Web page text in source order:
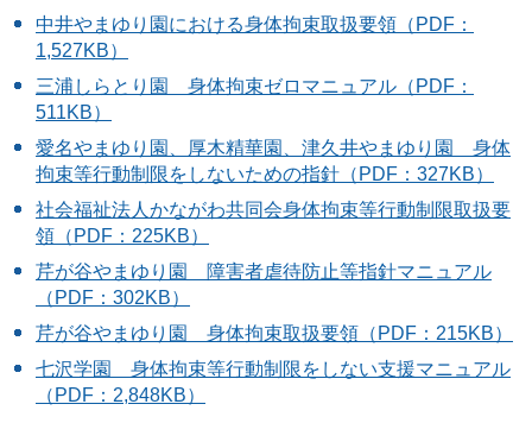
中井やまゆり園における身体拘束取扱要領（PDF：
1,527KB）
三浦しらとり園 身体拘束ゼロマニュアル（PDF：
511KB）
愛名やまゆり園、厚木精華園、津久井やまゆり園 身体
拘束等行動制限をしないための指針（PDF：327KB）
社会福祉法人かながわ共同会身体拘束等行動制限取扱要
領（PDF：225KB）
芹が谷やまゆり園 障害者虐待防止等指針マニュアル
（PDF：302KB）
芹が谷やまゆり園 身体拘束取扱要領（PDF：215KB）
七沢学園 身体拘束等行動制限をしない支援マニュアル
（PDF：2,848KB）